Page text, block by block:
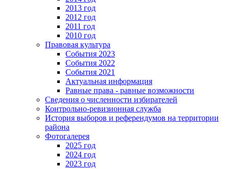
2013 год
2012 год
2011 год
2010 год
Правовая культура
События 2023
События 2022
События 2021
Актуальная информация
Равные права - равные возможности
Сведения о численности избирателей
Контрольно-ревизионная служба
История выборов и референдумов на территории
района
Фотогалерея
2025 год
2024 год
2023 год